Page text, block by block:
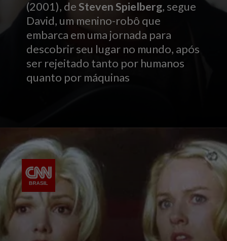
(2001), deSteven Spielberg, segue
David, um menino-robô que
embarca em uma jornada para
descobrir seu lugar no mundo, após
ser rejeitado tanto por humanos
quanto por máquinas